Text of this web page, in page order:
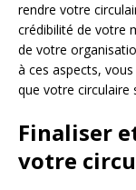
rendre votre
crédibilité de votre
de votre
à ces aspects,
que votre circulaire
Finaliser
votre